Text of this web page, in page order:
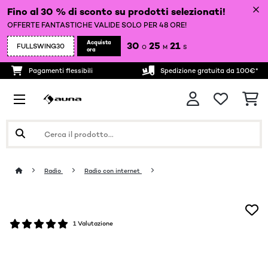
Fino al 30 % di sconto su prodotti selezionati!
OFFERTE FANTASTICHE VALIDE SOLO PER 48 ORE!
FULLSWING30
Acquista
ora
30 O 25 M 20 S
Pagamenti flessibili Spedizione gratuita da 100€*
Radio Radio con internet
1 Valutazione